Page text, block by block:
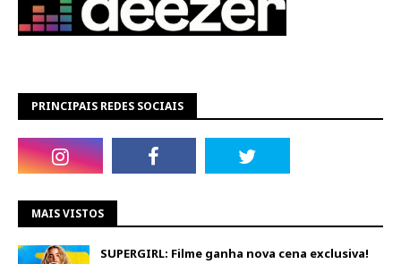
PRINCIPAIS REDES SOCIAIS
MAIS VISTOS
SUPERGIRL: Filme ganha nova cena exclusiva!